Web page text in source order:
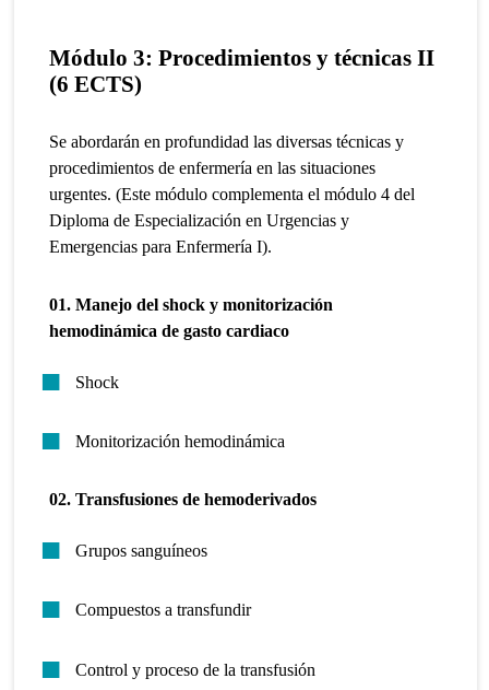
Módulo 3: Procedimientos y técnicas II
(6 ECTS)
Se abordarán en profundidad las diversas técnicas y
procedimientos de enfermería en las situaciones
urgentes. (Este módulo complementa el módulo 4 del
Diploma de Especialización en Urgencias y
Emergencias para Enfermería I).
01. Manejo del shock y monitorización
hemodinámica de gasto cardiaco
Shock
Monitorización hemodinámica
02. Transfusiones de hemoderivados
Grupos sanguíneos
Compuestos a transfundir
Control y proceso de la transfusión